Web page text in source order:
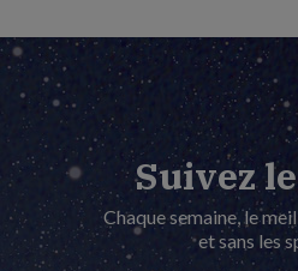
Suivez
Chaque semaine, le
et sans les